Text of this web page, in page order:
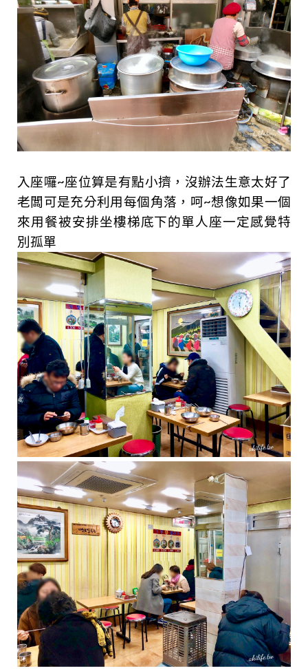
入座囉~座位算是有點小擠，沒辦法生意太好了
老闆可是充分利用每個角落，呵~想像如果一個
來用餐被安排坐樓梯底下的單人座一定感覺特
別孤單